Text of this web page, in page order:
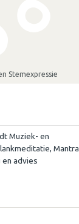
Stemexpressie
Muziek- en
Mantra
en advies